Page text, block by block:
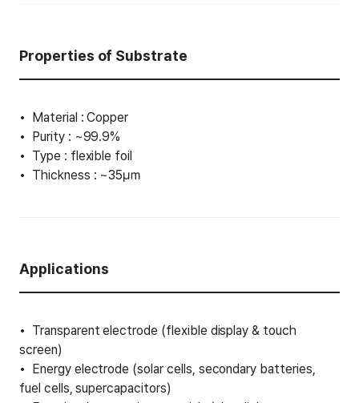
Properties of Substrate
Material : Copper
Purity : ~99.9%
Type : flexible foil
Thickness : ~35㎛
Applications
Transparent electrode (flexible display & touch
screen)
Energy electrode (solar cells, secondary batteries,
fuel cells, supercapacitors)